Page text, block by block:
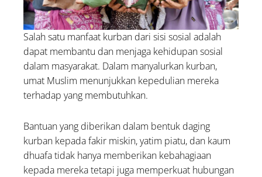
Salah satu manfaat kurban dari sisi sosial adalah
dapat membantu dan menjaga kehidupan sosial
dalam masyarakat. Dalam manyalurkan kurban,
umat Muslim menunjukkan kepedulian mereka
terhadap yang membutuhkan.
Bantuan yang diberikan dalam bentuk daging
kurban kepada fakir miskin, yatim piatu, dan kaum
dhuafa tidak hanya memberikan kebahagiaan
kepada mereka tetapi juga memperkuat hubungan